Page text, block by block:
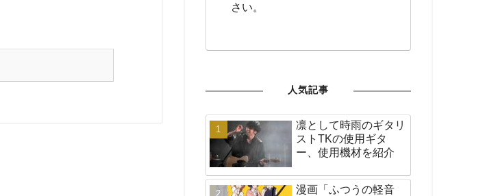
さい。
人気記事
凛として時雨のギタリ
ストTKの使用ギタ
ー、使用機材を紹介
漫画「ふつうの軽音